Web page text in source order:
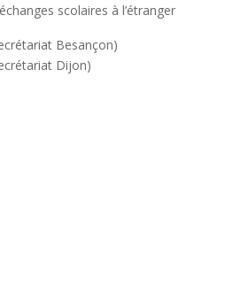
scolaires à l’étranger
Besançon)
Dijon)